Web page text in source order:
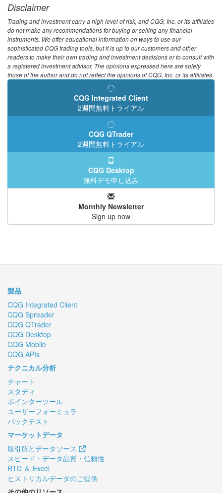
Disclaimer
Trading and investment carry a high level of risk, and CQG, Inc. or its affiliates
do not make any recommendations for buying or selling any financial
instruments. We offer educational information on ways to use our
sophisticated CQG trading tools, but it is up to our customers and other
readers to make their own trading and investment decisions or to consult with
a registered investment advisor. The opinions expressed here are solely
those of the author and do not reflect the opinions of CQG, Inc. or its affiliates.
CQG Integrated Client
2週間無料トライアル
CQG QTrader
2週間無料トライアル
CQG Desktop
無料デモ申し込み
Monthly Newsletter
Sign up now
製品
CQG Integrated Client
CQG Spreader
CQG QTrader
CQG Desktop
CQG Mobile
CQG APIs
テクニカル分析
チャート
スタディ
ポインターツール
ユーザーフォーミュラ
バックテスト
マーケットデータ
取引所とデータソース
スピード・データ品質・信頼性
RTD ＆ Excel
ヒストリカルデータのご提供